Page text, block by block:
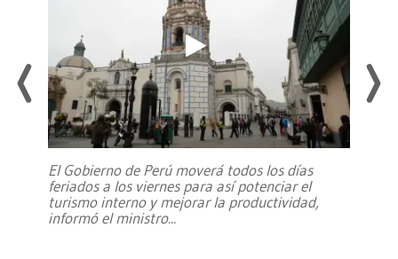
El Gobierno de Perú moverá todos los días
feriados a los viernes para así potenciar el
turismo interno y mejorar la productividad,
informó el ministro...